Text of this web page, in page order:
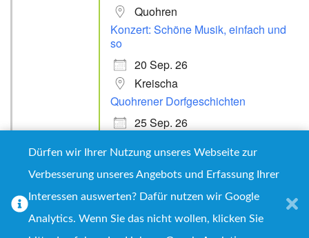
Quohren
Konzert: Schöne Musik, einfach und
so
20 Sep. 26
Kreischa
Quohrener Dorfgeschichten
25 Sep. 26
Copyright © 2026 Quohrener Leben e.V.
Dürfen wir Ihrer Nutzung unseres Webseite zur
Verbesserung unseres Angebots und Erfassung Ihrer
Interessen auswerten? Dafür nutzen wir Google
Analytics. Wenn Sie das nicht wollen, klicken Sie